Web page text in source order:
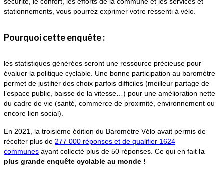
stationnements, vous pourrez exprimer votre ressenti à vélo.
Pourquoi cette enquête :
les statistiques générées seront une ressource précieuse pour
évaluer la politique cyclable. Une bonne participation au baromètre
permet de justifier des choix parfois difficiles (meilleur partage de
l’espace public, baisse de la vitesse…) pour une amélioration nette
du cadre de vie (santé, commerce de proximité, environnement ou
encore lien social).
En 2021, la troisième édition du Baromètre Vélo avait permis de
récolter plus de 277 000 réponses et de qualifier 1624
communes ayant collecté plus de 50 réponses. Ce qui en fait la
plus grande enquête cyclable au monde !